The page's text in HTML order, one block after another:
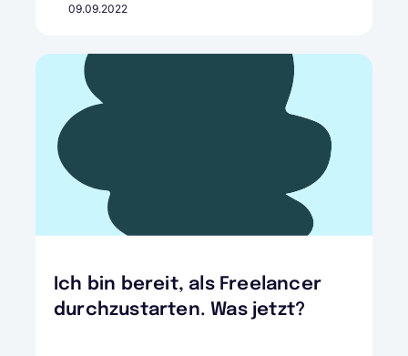
09.09.2022
Ich bin bereit, als Freelancer
durchzustarten. Was jetzt?